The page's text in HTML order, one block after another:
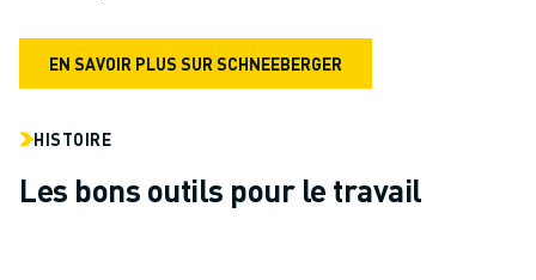
EN SAVOIR PLUS SUR SCHNEEBERGER
HISTOIRE
Les bons outils pour le travail